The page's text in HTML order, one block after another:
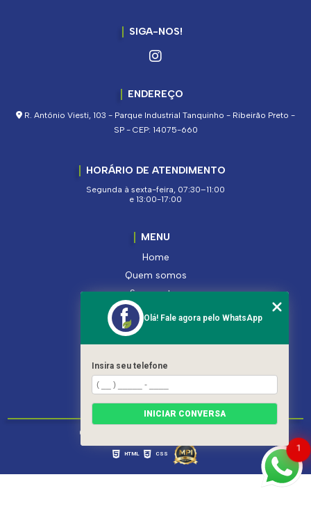
SIGA-NOS!
ENDEREÇO
R. Antônio Viesti, 103 - Parque Industrial Tanquinho - Ribeirão Preto -
SP - CEP: 14075-660
HORÁRIO DE ATENDIMENTO
Segunda à sexta-feira, 07:30–11:00
e 13:00-17:00
MENU
Home
Quem somos
Segmentos
Serviços
Produtos
Contato
Categorias
Mapa do site
Copyright © Ferroleto. (Lei 9610 de 19/02/1998)
HTML CSS
1
Olá! Fale agora pelo WhatsApp
Insira seu telefone
INICIAR CONVERSA